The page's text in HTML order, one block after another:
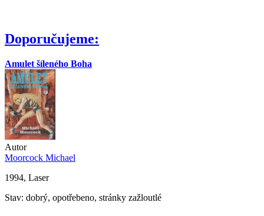
Doporučujeme:
Amulet šíleného Boha
Autor
Moorcock Michael
1994, Laser
Stav: dobrý, opotřebeno, stránky zažloutlé